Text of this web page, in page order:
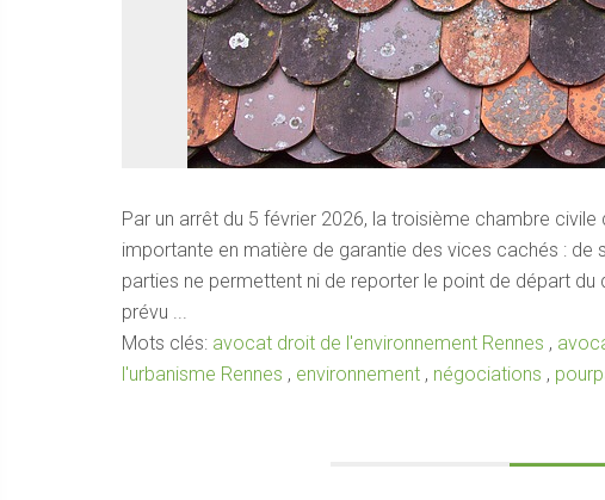
Par un arrêt du 5 février 2026, la troisième chambre
importante en matière de garantie des vices cachés : de
parties ne permettent ni de reporter le point de départ du
prévu ...
Mots clés: avocat droit de l'environnement Rennes ,
l'urbanisme Rennes , environnement , négociations ,